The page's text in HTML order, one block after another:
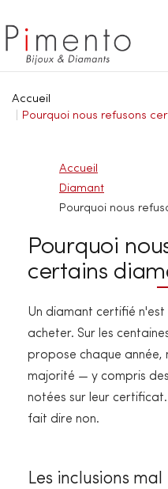
Accueil
Pourquoi nous refusons
Accueil
Diamant
Pourquoi nous
Pourquoi
certains
Un diamant certifié
acheter. Sur les
propose chaque année,
majorité — y compris
notées sur leur certificat.
fait dire non.
Les inclusions